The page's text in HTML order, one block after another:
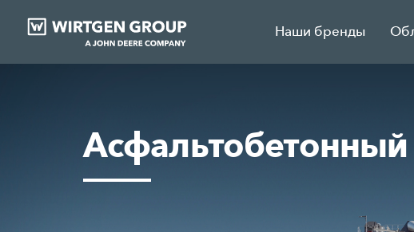
Наши бренды
Асфальтобетонный